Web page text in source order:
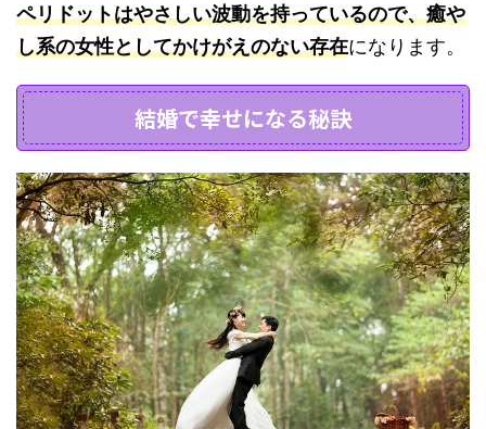
ペリドットはやさしい波動を持っているので、癒や
し系の女性としてかけがえのない存在になります。
結婚で幸せになる秘訣